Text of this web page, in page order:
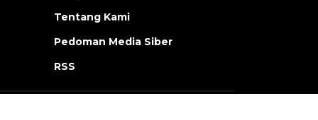
Tentang Kami
Pedoman Media Siber
RSS